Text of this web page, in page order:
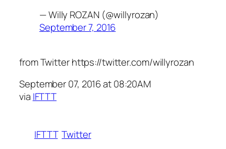
— Willy ROZAN (@willyrozan)
September 7, 2016
from Twitter https://twitter.com/willyrozan
September 07, 2016 at 08:20AM
via IFTTT
IFTTT Twitter